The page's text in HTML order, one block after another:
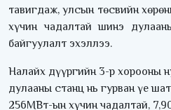
тавигдаж, улсын төсвийн
хүчин чадалтай шинэ
байгуулалт эхэллээ.
Налайх дүүргийн 3-р хорооны
дулааны станц нь гурван үе
256МВт-ын хүчин чадалтай,